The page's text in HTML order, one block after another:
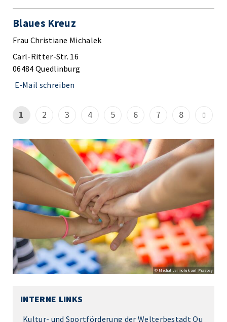
Blaues Kreuz
Frau Christiane Michalek
Carl-Ritter-Str. 16
06484 Quedlinburg
E-Mail schreiben
1 2 3 4 5 6 7 8
© Michal Jarmoluk auf Pixabay
INTERNE LINKS
Kultur- und Sportförderung der Welterbestadt Qu